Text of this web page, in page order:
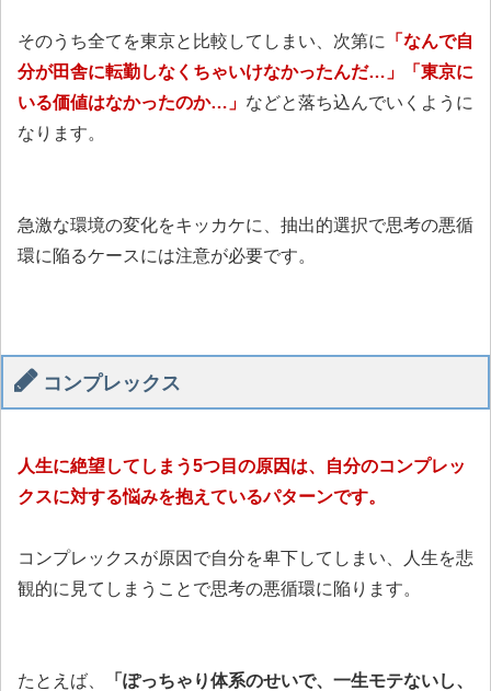
そのうち全てを東京と比較してしまい、次第に 「なんで自
分が田舎に転勤しなくちゃいけなかったんだ…」「東京に
いる価値はなかったのか…」 などと落ち込んでいくように
なります。
急激な環境の変化をキッカケに、抽出的選択で思考の悪循
環に陥るケースには注意が必要です。
コンプレックス
人生に絶望してしまう5つ目の原因は、自分のコンプレッ
クスに対する悩みを抱えているパターンです。
コンプレックスが原因で自分を卑下してしまい、人生を悲
観的に見てしまうことで思考の悪循環に陥ります。
たとえば、
「ぽっちゃり体系のせいで、一生モテないし、